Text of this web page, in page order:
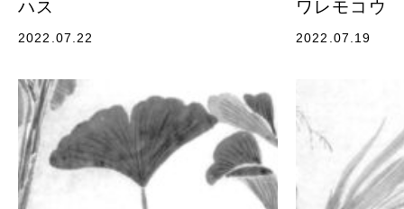
ハス
2022.07.22
ワレモコウ
2022.07.19